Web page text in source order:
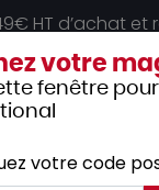
HT d’achat et
votre
fenêtre
votre code